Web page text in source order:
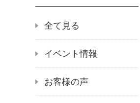
全て見る
イベント情報
お客様の声